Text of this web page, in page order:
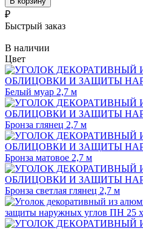
₽
Быстрый заказ
В наличии
Цвет